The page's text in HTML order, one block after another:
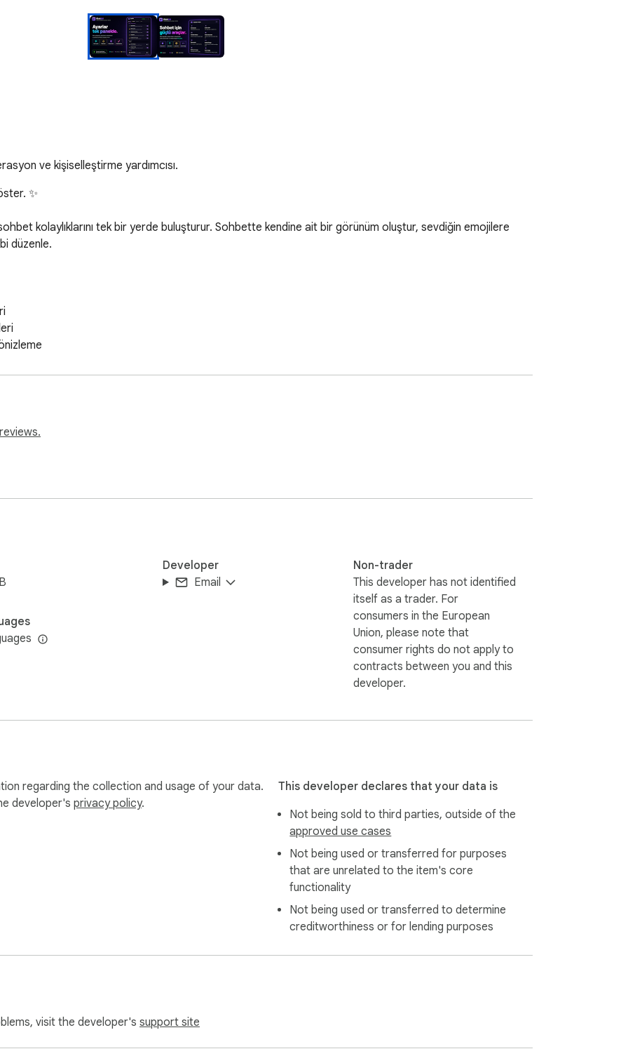
ve kişiselleştirme yardımcısı.
✨
kolaylıklarını tek bir yerde buluşturur. Sohbette kendine ait bir görünüm oluştur, sevdiğin emojilere
düzenle.
ve rozetlerini incele
kullanma
incele
göre ayarla
ulaş
deneyimi
Emoji kolaylıkları, sohbet araçları, bildirimler, yayın kontrolleri ve görünüm seçenekleri ayrı ayrı açılıp
Developer
Email
Non-trader
This developer has not identified
itself as a trader. For
consumers in the European
Union, please note that
consumer rights do not apply to
contracts between you and this
developer.
regarding the collection and usage of your data.
developer's privacy policy.
This developer declares that your data is
Not being sold to third parties, outside of the
approved use cases
Not being used or transferred for purposes
that are unrelated to the item's core
functionality
Not being used or transferred to determine
creditworthiness or for lending purposes
visit the developer's support site